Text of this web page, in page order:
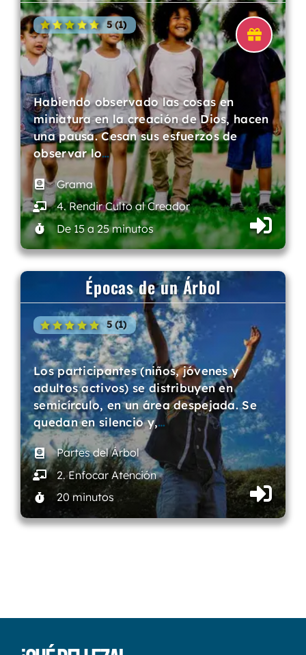
5 (1)
Habiendo observado las cosas en
miniatura en la creación de Dios, hacen
una pausa. Cesan sus esfuerzos de
observar lo…
Grama
4. Rendir Culto al Creador
De 15 a 25 minutos
Épocas de un Árbol
5 (1)
Los participantes (niños, jóvenes y
adultos activos) se distribuyen en
semicírculo, en un área despejada. Se
quedan en silencio y,…
Partes del Árbol
2. Enfocar Atención
20 minutos